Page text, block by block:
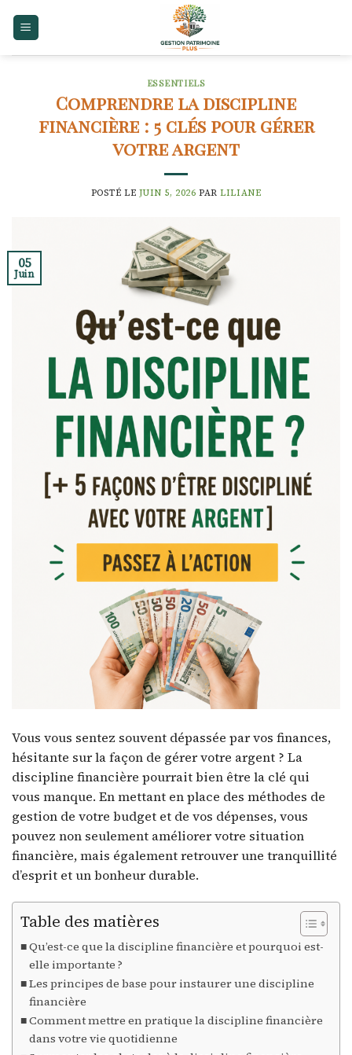
ESSENTIELS
Comprendre la discipline
financière : 5 clés pour gérer
votre argent
POSTÉ LE JUIN 5, 2026 PARLILIANE
05
Juin
Vous vous sentez souvent dépassée par vos finances,
hésitante sur la façon de gérer votre argent ? La
discipline financière pourrait bien être la clé qui
vous manque. En mettant en place des méthodes de
gestion de votre budget et de vos dépenses, vous
pouvez non seulement améliorer votre situation
financière, mais également retrouver une tranquillité
d’esprit et un bonheur durable.
Table des matières
Qu’est-ce que la discipline financière et pourquoi est-
elle importante ?
Les principes de base pour instaurer une discipline
financière
Comment mettre en pratique la discipline financière
dans votre vie quotidienne